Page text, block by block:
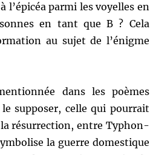
l’épicéa parmi les voyelles en
en tant que B ? Cela
au sujet de l’énigme
dans les poèmes
supposer, celle qui pourrait
résurrection, entre Typhon-
la guerre domestique